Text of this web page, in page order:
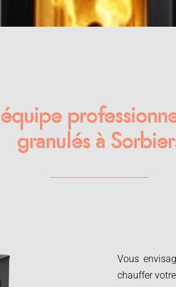
granulés à
Vous
chauffer